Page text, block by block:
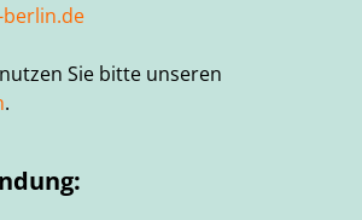
Sie bitte unseren
.